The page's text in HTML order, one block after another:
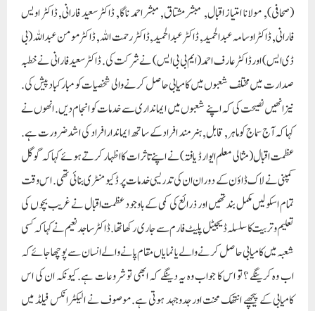
(صحافی), مولانا امتیاز اقبال, مبشر مشتاق, مبشر احمد ناگا, ڈاکٹر سعید فارانی, ڈاکٹر اویس
فارانی, ڈاکٹر اوسامہ عبدالحمید, ڈاکٹر عبدالحمید, ڈاکٹر رحمت اللہ, ڈاکٹر مومن عبداللہ (بی
ڈی ایس) اور ڈاکٹر عارف احمد (ایم بی بی ایس) نے شرکت کی. ڈاکٹر سعید فارانی نے خطبہ
صدارت میں مختلف شعبوں میں کامیابی حاصل کرنے والی شخصیات کو مبارکباد پیش کی.
نیز انھیں نصیحت کی کہ اپنے شعبوں میں ایمانداری سے خدمات کو انجام دیں. انھوں نے
کہا کہ آج سماج کو ماہر, قابل, ہنر مند افراد کے ساتھ ایماندار افراد کی اشد ضرورت ہے.
عظمت اقبال (مثالی معلم ایوارڈ یافتہ) نے اپنے تاثرات کا اظہار کرتے ہوئے کہا کہ گوگل
کمپنی نے لاک ڈاؤن کے دوران ان کی تدریسی خدمات پر ڈکیومنٹری بنائی تھی. اس وقت
تمام اسکولیں مکمل بند تھیں اور ذرائع کی کمی کے باوجود عظمت اقبال نے غریب بچوں کی
تعلیم و تربیت کا سلسلہ ڈیجیٹل پلیٹ فارم سے جاری رکھا تھا. ڈاکٹر ساجد نعیم نے کہا کہ کسی
شعبہ میں کامیابی حاصل کرنے والے یا نمایاں مقام پانے والے انسان سے پوچھا جائے کہ
اب وہ کرینگے ؟ تو اس کا جواب وہ یہ دینگے کہ ابھی تو شروعات ہے. کیونکہ ان کی اس
کامیابی کے پیچھے انتھک محنت اور جدوجہد ہوتی ہے. موصوف نے الیکٹرانکس فیلڈ میں